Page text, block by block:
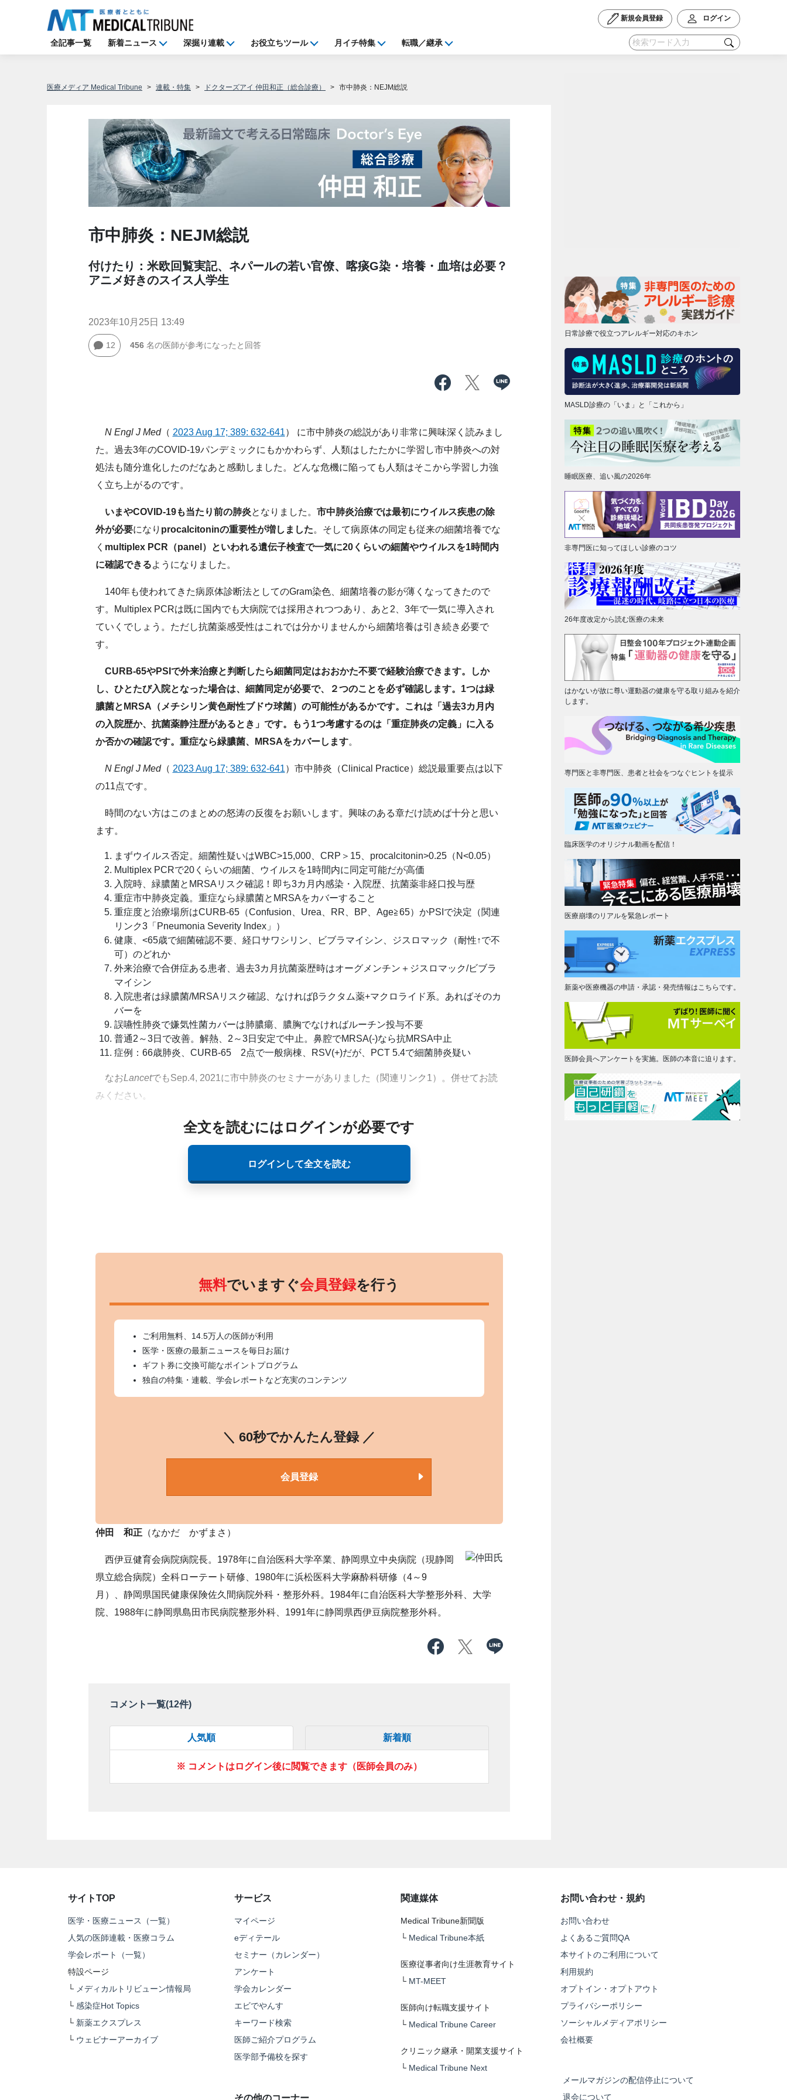
新規会員登録 ログイン
全記事一覧 新着ニュース 深掘り連載 お役立ちツール 月イチ特集 転職／継承
医療メディア Medical Tribune 連載・特集 ドクターズアイ 仲田和正（総合診療） 市中肺炎：NEJM総説
市中肺炎：NEJM総説
付けたり：米欧回覧実記、ネパールの若い官僚、喀痰G染・培養・血培は必要？
アニメ好きのスイス人学生
2023年10月25日 13:49
12 456名の医師が参考になったと回答
N Engl J Med（ 2023 Aug 17; 389: 632-641） に市中肺炎の総説があり非常に興味深く読みまし
た。過去3年のCOVID-19パンデミックにもかかわらず、人類はしたたかに学習し市中肺炎への対
処法も随分進化したのだなあと感動しました。どんな危機に陥っても人類はそこから学習し力強
く立ち上がるのです。
いまやCOVID-19も当たり前の肺炎となりました。 市中肺炎治療では最初にウイルス疾患の除
外が必要になり procalcitoninの重要性が増しました。そして病原体の同定も従来の細菌培養でな
く multiplex PCR（panel）といわれる遺伝子検査で一気に20くらいの細菌やウイルスを1時間内
に確認できるようになりました。
140年も使われてきた病原体診断法としてのGram染色、細菌培養の影が薄くなってきたので
す。Multiplex PCRは既に国内でも大病院では採用されつつあり、あと2、3年で一気に導入され
ていくでしょう。ただし抗菌薬感受性はこれでは分かりませんから細菌培養は引き続き必要で
す。
CURB-65やPSIで外来治療と判断したら細菌同定はおおかた不要で経験治療できます。しか
し、ひとたび入院となった場合は、細菌同定が必要で、２つのことを必ず確認します。1つは緑
膿菌とMRSA（メチシリン黄色耐性ブドウ球菌）の可能性があるかです。これは「過去3カ月内
の入院歴か、抗菌薬静注歴があるとき」です。もう1つ考慮するのは「重症肺炎の定義」に入る
か否かの確認です。重症なら緑膿菌、MRSAをカバーします。
N Engl J Med（ 2023 Aug 17; 389: 632-641）市中肺炎（Clinical Practice）総説最重要点は以下
の11点です。
時間のない方はこのまとめの怒涛の反復をお願いします。興味のある章だけ読めば十分と思い
ます。
まずウイルス否定。細菌性疑いはWBC>15,000、CRP＞15、procalcitonin>0.25（N<0.05）
Multiplex PCRで20くらいの細菌、ウイルスを1時間内に同定可能だが高価
入院時、緑膿菌とMRSAリスク確認！即ち3カ月内感染・入院歴、抗菌薬非経口投与歴
重症市中肺炎定義。重症なら緑膿菌とMRSAをカバーすること
重症度と治療場所はCURB-65（Confusion、Urea、RR、BP、Age≧65）かPSIで決定（関連
リンク3「Pneumonia Severity Index」）
健康、<65歳で細菌確認不要、経口サワシリン、ビブラマイシン、ジスロマック（耐性↑で不
可）のどれか
外来治療で合併症ある患者、過去3カ月抗菌薬歴時はオーグメンチン＋ジスロマック/ビブラ
マイシン
入院患者は緑膿菌/MRSAリスク確認、なければβラクタム薬+マクロライド系。あればそのカ
バーを
誤嚥性肺炎で嫌気性菌カバーは肺膿瘍、膿胸でなければルーチン投与不要
普通2～3日で改善。解熱、2～3日安定で中止。鼻腔でMRSA(-)なら抗MRSA中止
症例：66歳肺炎、CURB-65 2点で一般病棟、RSV(+)だが、PCT 5.4で細菌肺炎疑い
なおLancetでもSep.4, 2021に市中肺炎のセミナーがありました（関連リンク1）。併せてお読
みください。
全文を読むにはログインが必要です
ログインして全文を読む
無料でいますぐ会員登録を行う
ご利用無料、14.5万人の医師が利用
医学・医療の最新ニュースを毎日お届け
ギフト券に交換可能なポイントプログラム
独自の特集・連載、学会レポートなど充実のコンテンツ
＼ 60秒でかんたん登録 ／
会員登録
仲田 和正（なかだ かずまさ）
西伊豆健育会病院病院長。1978年に自治医科大学卒業、静岡県立中央病院（現静岡
県立総合病院）全科ローテート研修、1980年に浜松医科大学麻酔科研修（4～9
月）、静岡県国民健康保険佐久間病院外科・整形外科。1984年に自治医科大学整形外科、大学
院、1988年に静岡県島田市民病院整形外科、1991年に静岡県西伊豆病院整形外科。
コメント一覧(12件)
人気順 新着順
※ コメントはログイン後に閲覧できます（医師会員のみ）
日常診療で役立つアレルギー対応のキホン
MASLD診療の「いま」と「これから」
睡眠医療、追い風の2026年
非専門医に知ってほしい診療のコツ
26年度改定から読む医療の未来
はかないが故に尊い運動器の健康を守る取り組みを紹介
します。
専門医と非専門医、患者と社会をつなぐヒントを提示
臨床医学のオリジナル動画を配信！
医療崩壊のリアルを緊急レポート
新薬や医療機器の申請・承認・発売情報はこちらです。
医師会員へアンケートを実施。医師の本音に迫ります。
サイトTOP
医学・医療ニュース（一覧）
人気の医師連載・医療コラム
学会レポート（一覧）
特設ページ
└ メディカルトリビューン情報局
└ 感染症Hot Topics
└ 新薬エクスプレス
└ ウェビナーアーカイブ
サービス
マイページ
eディテール
セミナー（カレンダー）
アンケート
学会カレンダー
エビでやんす
キーワード検索
医師ご紹介プログラム
医学部予備校を探す
その他のコーナー
関連媒体
Medical Tribune新聞版
└ Medical Tribune本紙
医療従事者向け生涯教育サイト
└ MT-MEET
医師向け転職支援サイト
└ Medical Tribune Career
クリニック継承・開業支援サイト
└ Medical Tribune Next
お問い合わせ・規約
お問い合わせ
よくあるご質問QA
本サイトのご利用について
利用規約
オプトイン・オプトアウト
プライバシーポリシー
ソーシャルメディアポリシー
会社概要
メールマガジンの配信停止について
退会について